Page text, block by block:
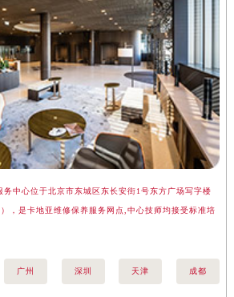
中心位于北京市东城区东长安街1号东方广场写字楼
，是卡地亚维修保养服务网点,中心技师均接受标准培
广州 深圳 天津 成都